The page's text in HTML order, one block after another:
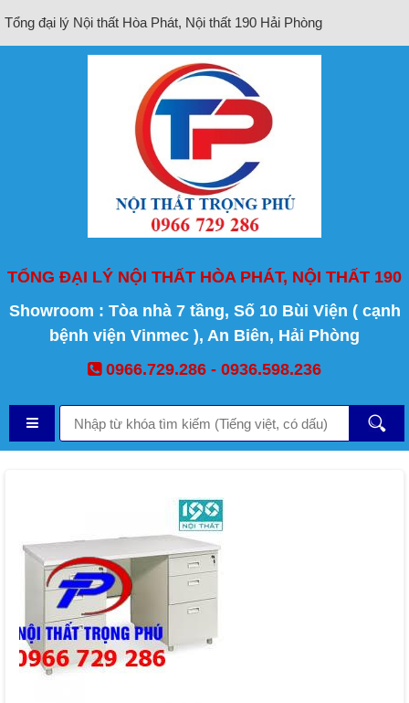
Tổng đại lý Nội thất Hòa Phát, Nội thất 190 Hải Phòng
TỔNG ĐẠI LÝ NỘI THẤT HÒA PHÁT, NỘI THẤT 190
Showroom : Tòa nhà 7 tầng, Số 10 Bùi Viện ( cạnh
bệnh viện Vinmec ), An Biên, Hải Phòng
0966.729.286 - 0936.598.236